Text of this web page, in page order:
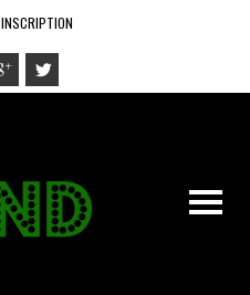
INSCRIPTION